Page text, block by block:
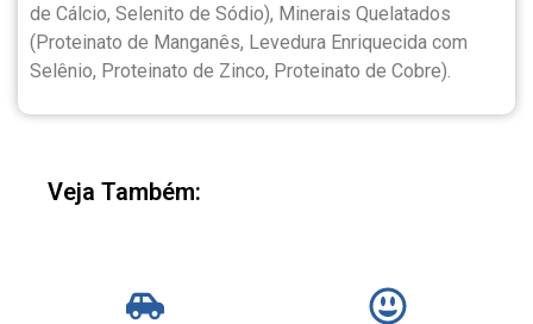
de Cálcio, Selenito de Sódio), Minerais Quelatados
(Proteinato de Manganês, Levedura Enriquecida com
Selênio, Proteinato de Zinco, Proteinato de Cobre).
Veja Também: